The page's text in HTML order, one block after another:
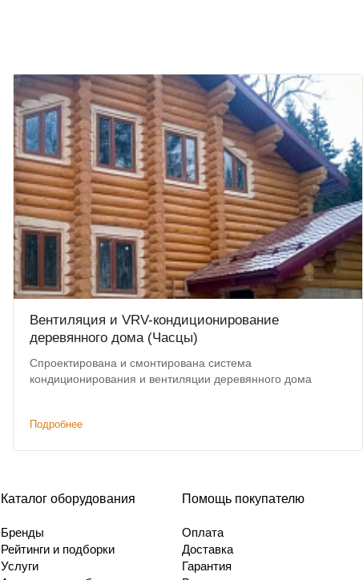
Вентиляция и VRV-кондиционирование
деревянного дома (Часцы)
Спроектирована и смонтирована система
кондиционирования и вентиляции деревянного дома
Подробнее
Каталог оборудования
Бренды
Рейтинги и подборки
Услуги
Помощь покупателю
Оплата
Доставка
Гарантия